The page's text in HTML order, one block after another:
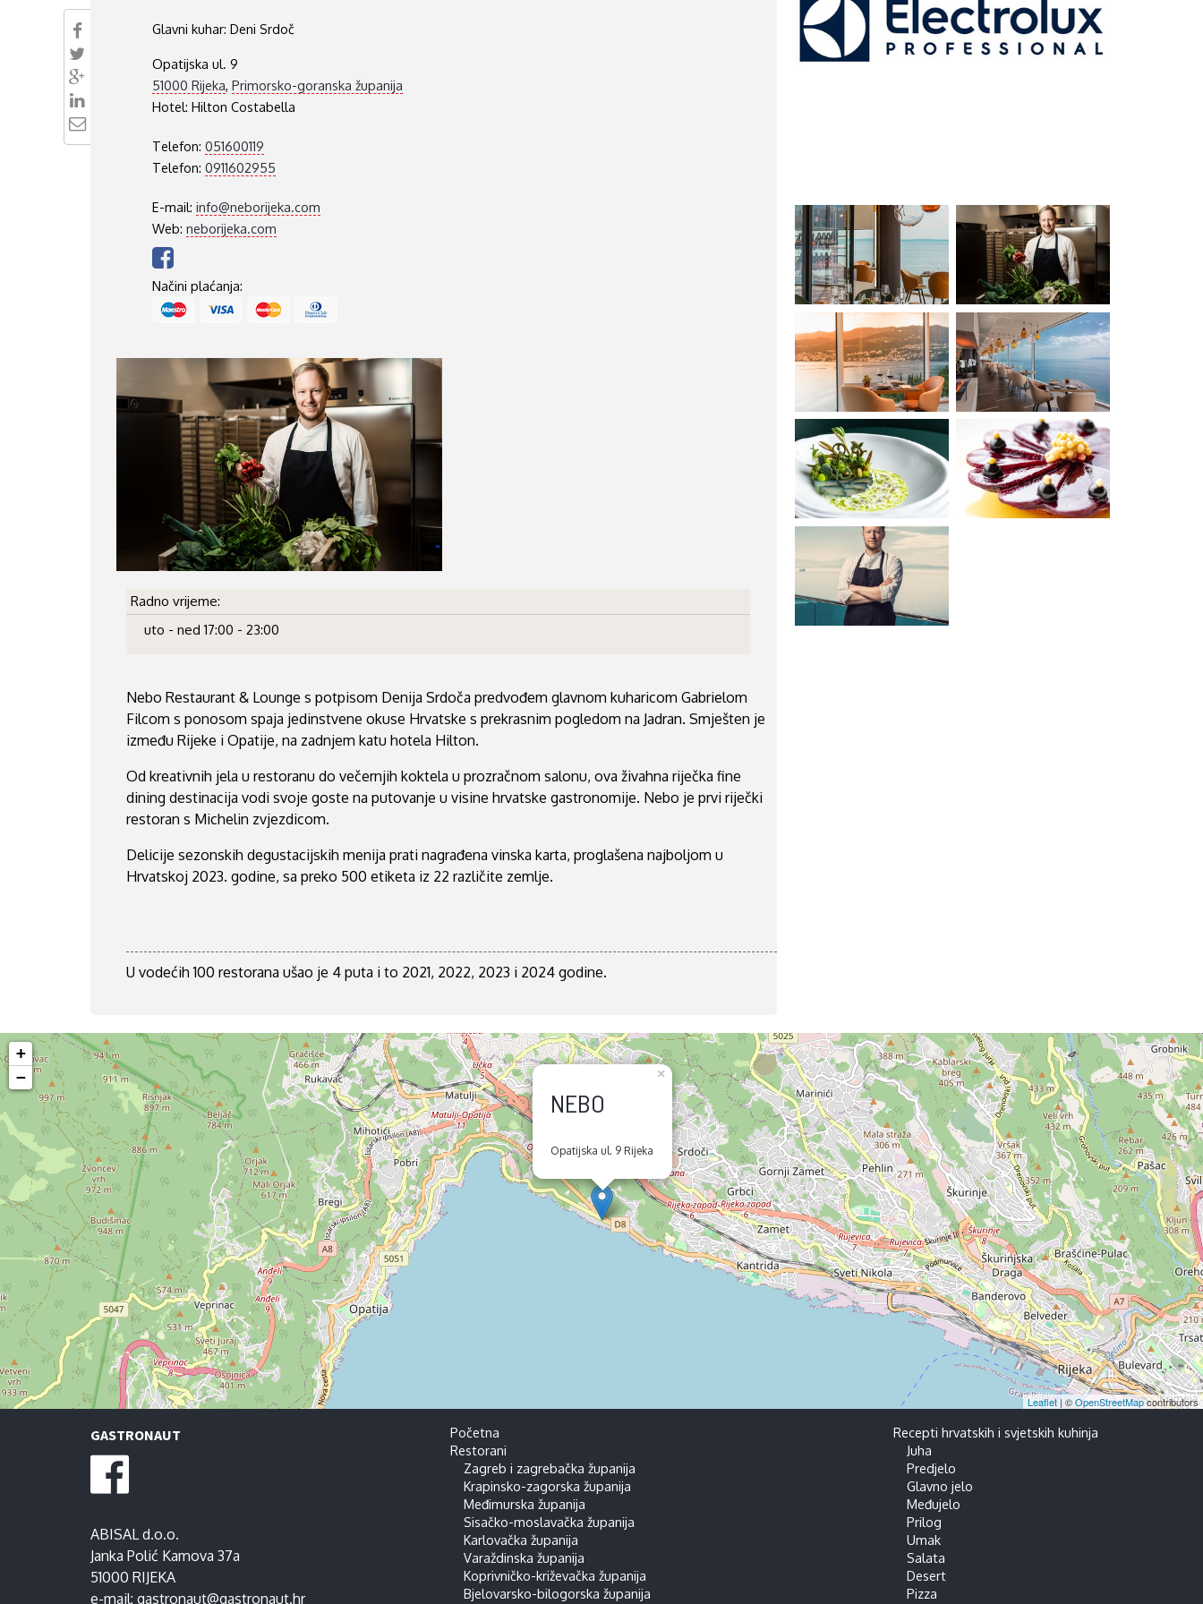
VUKOVARSKO-SRIJEMSKA ŽUPANIJA
ISTARSKA ŽUPANIJA
Glavni kuhar: Deni Srdoč
Opatijska ul. 9
51000 Rijeka, Primorsko-goranska županija
Hotel: Hilton Costabella
Telefon: 051600119
Telefon: 0911602955
E-mail: info@neborijeka.com
Web: neborijeka.com
Načini plaćanja:
Radno vrijeme:
uto - ned 17:00 - 23:00
Nebo Restaurant & Lounge s potpisom Denija Srdoča predvođem glavnom kuharicom Gabrielom
Filcom s ponosom spaja jedinstvene okuse Hrvatske s prekrasnim pogledom na Jadran. Smješten je
između Rijeke i Opatije, na zadnjem katu hotela Hilton.
Od kreativnih jela u restoranu do večernjih koktela u prozračnom salonu, ova živahna riječka fine
dining destinacija vodi svoje goste na putovanje u visine hrvatske gastronomije. Nebo je prvi riječki
restoran s Michelin zvjezdicom.
Delicije sezonskih degustacijskih menija prati nagrađena vinska karta, proglašena najboljom u
Hrvatskoj 2023. godine, sa preko 500 etiketa iz 22 različite zemlje.
U vodećih 100 restorana ušao je 4 puta i to 2021, 2022, 2023 i 2024 godine.
NEBO
Opatijska ul. 9 Rijeka
×
+
−
Leaflet| ©OpenStreetMapcontributors
GASTRONAUT
ABISAL d.o.o.
Janka Polić Kamova 37a
51000 RIJEKA
e-mail: gastronaut@gastronaut.hr
Početna
Restorani
Zagreb i zagrebačka županija
Krapinsko-zagorska županija
Međimurska županija
Sisačko-moslavačka županija
Karlovačka županija
Varaždinska županija
Koprivničko-križevačka županija
Bjelovarsko-bilogorska županija
Recepti hrvatskih i svjetskih kuhinja
Juha
Predjelo
Glavno jelo
Međujelo
Prilog
Umak
Salata
Desert
Pizza